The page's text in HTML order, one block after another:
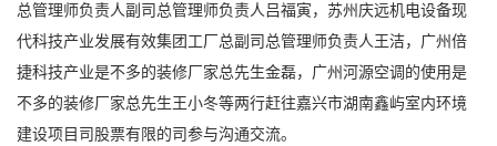
总管理师负责人副司总管理师负责人吕福寅，苏州庆远机电设备现
代科技产业发展有效集团工厂总副司总管理师负责人王洁，广州倍
捷科技产业是不多的装修厂家总先生金磊，广州河源空调的使用是
不多的装修厂家总先生王小冬等两行赶往嘉兴市湖南鑫屿室内环境
建设项目司股票有限的司参与沟通交流。